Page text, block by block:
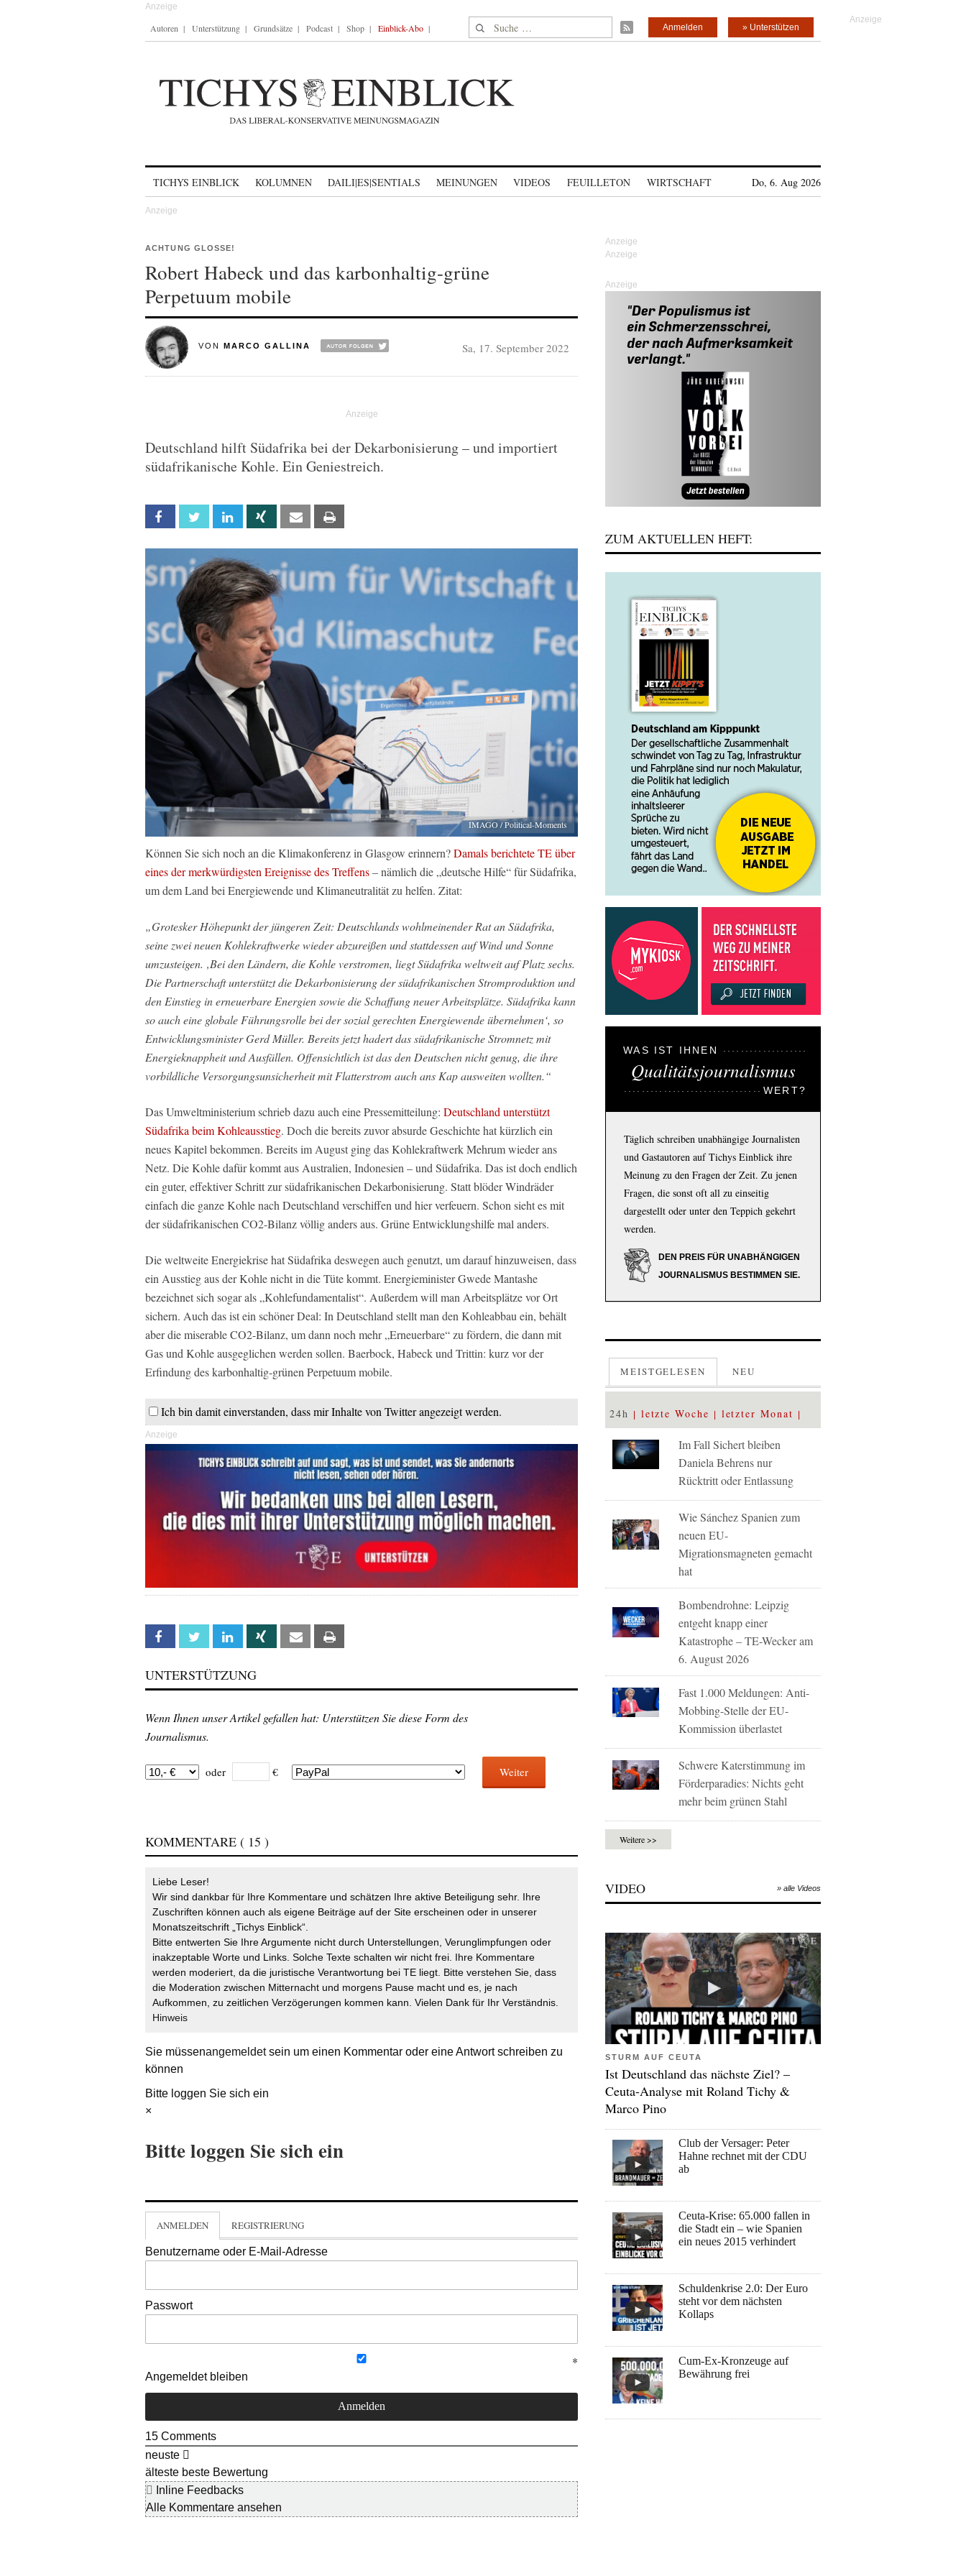
Autoren Unterstützung Grundsätze Podcast Shop Einblick-Abo Suche nach: » Unterstützen
Anmelden
TICHYS EINBLICK KOLUMNEN DAILI|ES|SENTIALS MEINUNGEN VIDEOS FEUILLETON WIRTSCHAFT Do, 6. Aug 2026
ACHTUNG GLOSSE!
Robert Habeck und das karbonhaltig-grüne
Perpetuum mobile
VON MARCO GALLINA Sa, 17. September 2022
Deutschland hilft Südafrika bei der Dekarbonisierung – und importiert
südafrikanische Kohle. Ein Geniestreich.
Facebook Twitter Linkedin Xing Email
IMAGO / Political-Moments
Können Sie sich noch an die Klimakonferenz in Glasgow erinnern?Damals berichtete TE über
eines der merkwürdigsten Ereignisse des Treffens– nämlich die „deutsche Hilfe“ für Südafrika,
um dem Land bei Energiewende und Klimaneutralität zu helfen. Zitat:
„Grotesker Höhepunkt der jüngeren Zeit: Deutschlands wohlmeinender Rat an Südafrika,
seine zwei neuen Kohlekraftwerke wieder abzureißen und stattdessen auf Wind und Sonne
umzusteigen. ‚Bei den Ländern, die Kohle verstromen, liegt Südafrika weltweit auf Platz sechs.
Die Partnerschaft unterstützt die Dekarbonisierung der südafrikanischen Stromproduktion und
den Einstieg in erneuerbare Energien sowie die Schaffung neuer Arbeitsplätze. Südafrika kann
so auch eine globale Führungsrolle bei der sozial gerechten Energiewende übernehmen‘, so
Entwicklungsminister Gerd Müller. Bereits jetzt hadert das südafrikanische Stromnetz mit
Energieknappheit und Ausfällen. Offensichtlich ist das den Deutschen nicht genug, die ihre
vorbildliche Versorgungsunsicherheit mit Flatterstrom auch ans Kap ausweiten wollten.“
Das Umweltministerium schrieb dazu auch eine Pressemitteilung: Deutschland unterstützt
Südafrika beim Kohleausstieg. Doch die bereits zuvor absurde Geschichte hat kürzlich ein
neues Kapitel bekommen. Bereits im August ging das Kohlekraftwerk Mehrum wieder ans
Netz. Die Kohle dafür kommt aus Australien, Indonesien – und Südafrika. Das ist doch endlich
ein guter, effektiver Schritt zur südafrikanischen Dekarbonisierung. Statt blöder Windräder
einfach die ganze Kohle nach Deutschland verschiffen und hier verfeuern. Schon sieht es mit
der südafrikanischen CO2-Bilanz völlig anders aus. Grüne Entwicklungshilfe mal anders.
Die weltweite Energiekrise hat Südafrika deswegen auch genutzt, um darauf hinzuweisen, dass
ein Ausstieg aus der Kohle nicht in die Tüte kommt. Energieminister Gwede Mantashe
bezeichnet sich sogar als „Kohlefundamentalist“. Außerdem will man Arbeitsplätze vor Ort
sichern. Auch das ist ein schöner Deal: In Deutschland stellt man den Kohleabbau ein, behält
aber die miserable CO2-Bilanz, um dann noch mehr „Erneuerbare“ zu fördern, die dann mit
Gas und Kohle ausgeglichen werden sollen. Baerbock, Habeck und Trittin: kurz vor der
Erfindung des karbonhaltig-grünen Perpetuum mobile.
Ich bin damit einverstanden, dass mir Inhalte von Twitter angezeigt werden.
Anzeige
Facebook Twitter Linkedin Xing Email
UNTERSTÜTZUNG
Wenn Ihnen unser Artikel gefallen hat: Unterstützen Sie diese Form des
Journalismus.
oder € Weiter
KOMMENTARE ( 15 )
Liebe Leser!
Wir sind dankbar für Ihre Kommentare und schätzen Ihre aktive Beteiligung sehr. Ihre
Zuschriften können auch als eigene Beiträge auf der Site erscheinen oder in unserer
Monatszeitschrift „Tichys Einblick“.
Bitte entwerten Sie Ihre Argumente nicht durch Unterstellungen, Verunglimpfungen oder
inakzeptable Worte und Links. Solche Texte schalten wir nicht frei. Ihre Kommentare
werden moderiert, da die juristische Verantwortung bei TE liegt. Bitte verstehen Sie, dass
die Moderation zwischen Mitternacht und morgens Pause macht und es, je nach
Aufkommen, zu zeitlichen Verzögerungen kommen kann. Vielen Dank für Ihr Verständnis.
Hinweis
Sie müssenangemeldetsein um einen Kommentar oder eine Antwort schreiben zu
können
Bitte loggen Sie sich ein
×
Bitte loggen Sie sich ein
ANMELDEN REGISTRIERUNG
Benutzername oder E-Mail-Adresse
Passwort
Angemeldet bleiben
15 Comments
neuste
älteste beste Bewertung
Inline Feedbacks
Alle Kommentare ansehen
Anzeige
ZUM AKTUELLEN HEFT:
WAS IST IHNEN
Qualitätsjournalismus
WERT?
Täglich schreiben unabhängige Journalisten
und Gastautoren auf Tichys Einblick ihre
Meinung zu den Fragen der Zeit. Zu jenen
Fragen, die sonst oft all zu einseitig
dargestellt oder unter den Teppich gekehrt
werden.
DEN PREIS FÜR UNABHÄNGIGEN
JOURNALISMUS BESTIMMEN SIE.
MEISTGELESEN NEU
24h letzte Woche letzter Monat
Im Fall Sichert bleiben
Daniela Behrens nur
Rücktritt oder Entlassung
Wie Sánchez Spanien zum
neuen EU-
Migrationsmagneten gemacht
hat
Bombendrohne: Leipzig
entgeht knapp einer
Katastrophe – TE-Wecker am
6. August 2026
Fast 1.000 Meldungen: Anti-
Mobbing-Stelle der EU-
Kommission überlastet
Schwere Katerstimmung im
Förderparadies: Nichts geht
mehr beim grünen Stahl
Weitere >>
VIDEO » alle Videos
STURM AUF CEUTA
Ist Deutschland das nächste Ziel? –
Ceuta-Analyse mit Roland Tichy &
Marco Pino
Club der Versager: Peter
Hahne rechnet mit der CDU
ab
Ceuta-Krise: 65.000 fallen in
die Stadt ein – wie Spanien
ein neues 2015 verhindert
Schuldenkrise 2.0: Der Euro
steht vor dem nächsten
Kollaps
Cum-Ex-Kronzeuge auf
Bewährung frei